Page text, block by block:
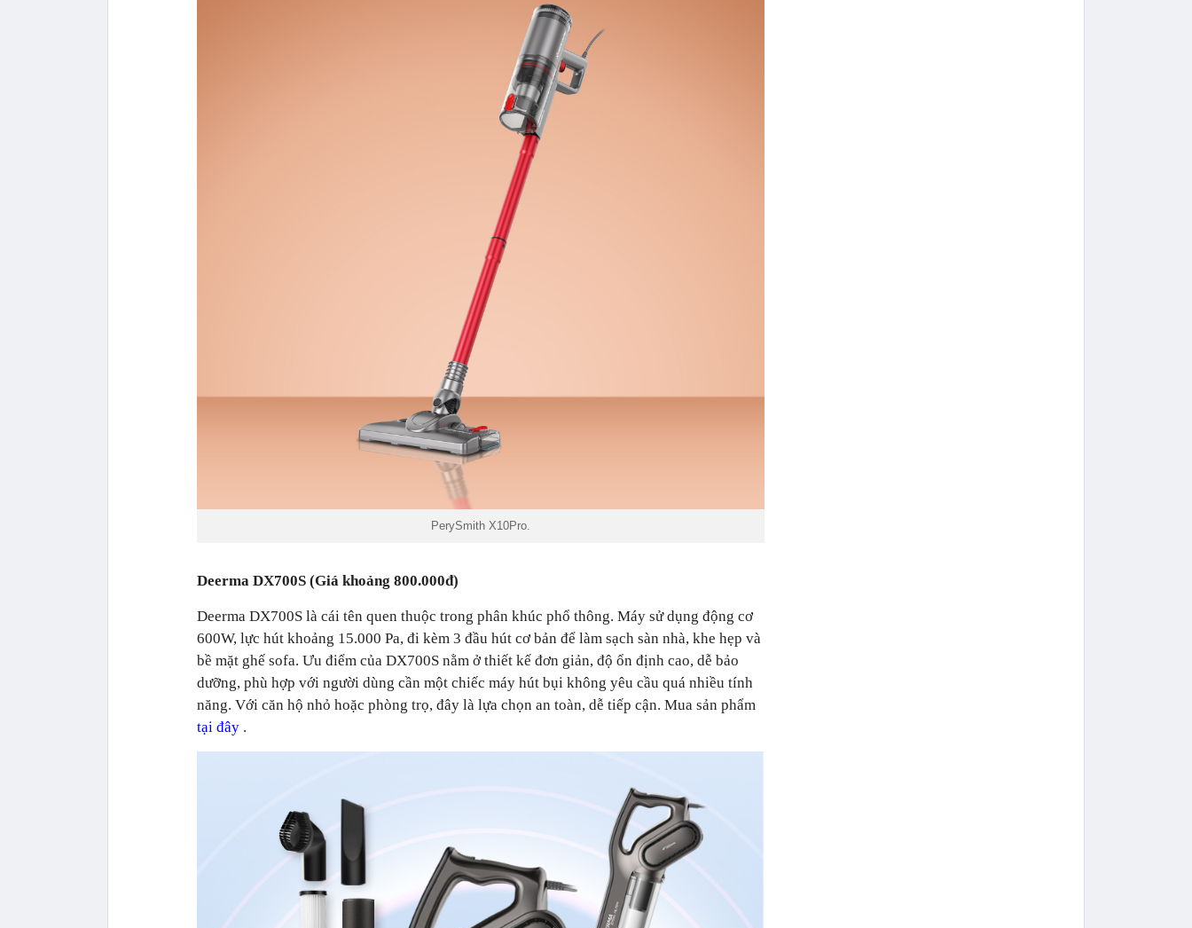
PerySmith X10Pro.
Deerma DX700S (Giá khoảng 800.000đ)
Deerma DX700S là cái tên quen thuộc trong phân khúc phổ thông. Máy sử dụng động cơ
600W, lực hút khoảng 15.000 Pa, đi kèm 3 đầu hút cơ bản để làm sạch sàn nhà, khe hẹp và
bề mặt ghế sofa. Ưu điểm của DX700S nằm ở thiết kế đơn giản, độ ổn định cao, dễ bảo
dưỡng, phù hợp với người dùng cần một chiếc máy hút bụi không yêu cầu quá nhiều tính
năng. Với căn hộ nhỏ hoặc phòng trọ, đây là lựa chọn an toàn, dễ tiếp cận. Mua sản phẩm
tại đây .